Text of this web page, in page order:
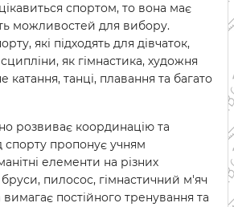
спортом, то вона має
можливостей для вибору.
які підходять для дівчаток,
як гімнастика, художня
катання, танці, плавання та багато
розвиває координацію та
спорту пропонує учням
елементи на різних
бруси, пилосос, гімнастичний м'яч
вимагає постійного тренування та